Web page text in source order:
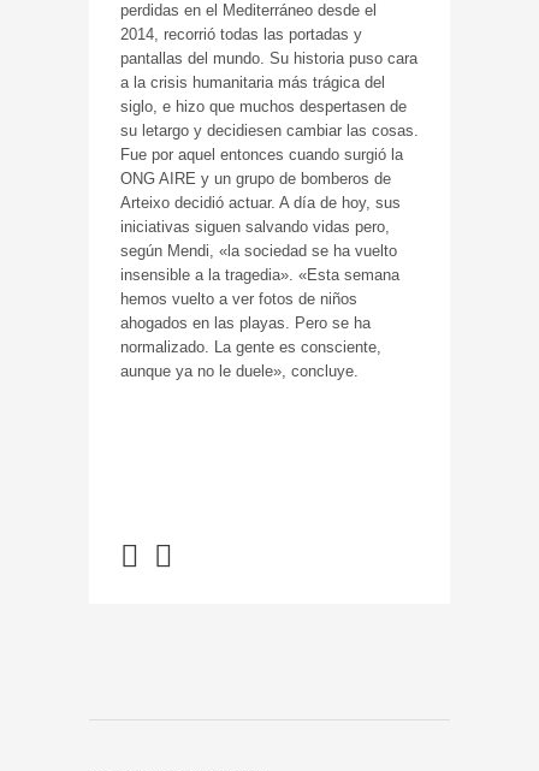
perdidas en el Mediterráneo desde el
2014, recorrió todas las portadas y
pantallas del mundo. Su historia puso cara
a la crisis humanitaria más trágica del
siglo, e hizo que muchos despertasen de
su letargo y decidiesen cambiar las cosas.
Fue por aquel entonces cuando surgió la
ONG AIRE y un grupo de bomberos de
Arteixo decidió actuar. A día de hoy, sus
iniciativas siguen salvando vidas pero,
según Mendi, «la sociedad se ha vuelto
insensible a la tragedia». «Esta semana
hemos vuelto a ver fotos de niños
ahogados en las playas. Pero se ha
normalizado. La gente es consciente,
aunque ya no le duele», concluye.